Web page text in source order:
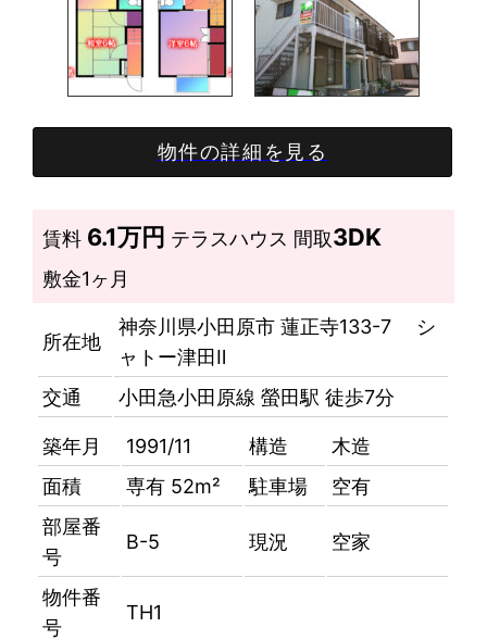
物件の詳細を見る
賃料 6.1万円 テラスハウス 間取3DK
敷金1ヶ月
所在地
神奈川県小田原市 蓮正寺133-7 シ
ャトー津田Ⅱ
交通
小田急小田原線 螢田駅 徒歩7分
築年月 1991/11 構造
木造
面積
専有 52m² 駐車場
空有
部屋番
号
B-5 現況 空家
物件番
号
TH1